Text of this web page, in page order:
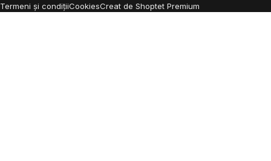
Termeni și condițiiCookiesCreat de Shoptet Premium